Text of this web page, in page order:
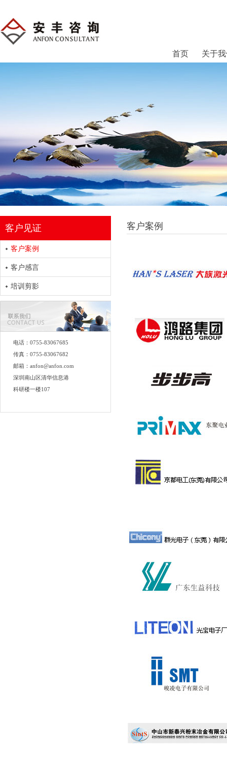
首页 关于
客户见证
客户案例
客户感言
培训剪影
电话：0755-83067685
传真：0755-83067682
邮箱：anfon@anfon.com
深圳南山区清华信息港
科研楼一楼107
客户案例